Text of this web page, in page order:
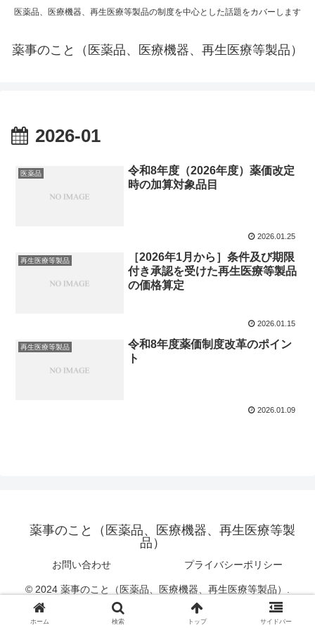
医薬品、医療機器、再生医療等製品の制度を中心とした話題をカバーします
薬事のこと（医薬品、医療機器、再生医療等製品）
2026-01
医薬品
令和8年度（2026年度）薬価改定
時の加算対象品目
2026.01.25
再生医療等製品
［2026年1月から］条件及び期限
付き承認を受けた再生医療等製品
の価格算定
2026.01.15
再生医療等製品
令和8年度薬価制度改革のポイン
ト
2026.01.09
薬事のこと（医薬品、医療機器、再生医療等製
品）
お問い合わせ プライバシーポリシー
© 2024 薬事のこと（医薬品、医療機器、再生医療等製品）.
ホーム 検索 トップ サイドバー